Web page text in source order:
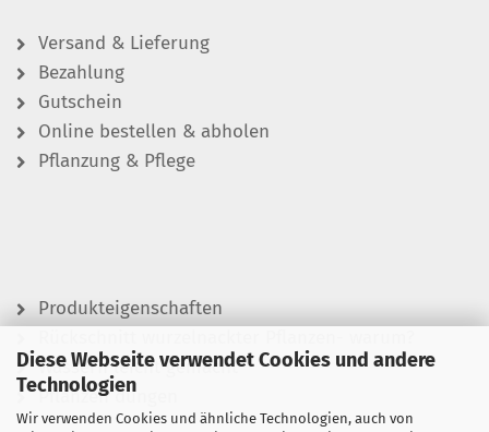
Diese Webseite verwendet Cookies und andere
Technologien
Wir verwenden Cookies und ähnliche Technologien, auch von
Versand & Lieferung
Bezahlung
Gutschein
Online bestellen & abholen
Pflanzung & Pflege
Produkteigenschaften
Wässern leicht gemacht
Pflanzen düngen